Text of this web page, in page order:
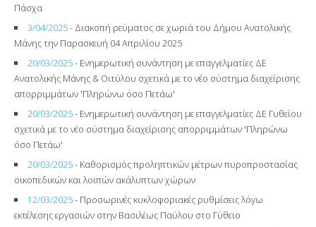
Πάσχα
3/04/2025- Διακοπή ρεύματος σε χωριά του Δήμου Ανατολικής
Μάνης την Παρασκευή 04 Απριλίου 2025
20/03/2025- Ενημερωτική συνάντηση με επαγγελματίες ΔΕ
Ανατολικής Μάνης & Οιτύλου σχετικά με το νέο σύστημα διαχείρισης
απορριμμάτων 'Πληρώνω όσο Πετάω'
20/03/2025- Ενημερωτική συνάντηση με επαγγελματίες ΔΕ Γυθείου
σχετικά με το νέο σύστημα διαχείρισης απορριμμάτων 'Πληρώνω
όσο Πετάω'
20/03/2025- Καθορισμός προληπτικών μέτρων πυροπροστασίας
οικοπεδικών και λοιπών ακάλυπτων χώρων
12/03/2025- Προσωρινές κυκλοφοριακές ρυθμίσεις λόγω
εκτέλεσης εργασιών στην Βασιλέως Παύλου στο Γύθειο